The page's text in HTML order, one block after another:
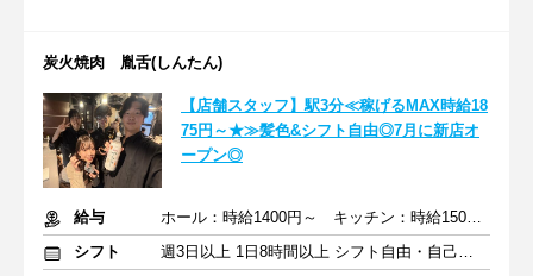
炭火焼肉 胤舌(しんたん)
【店舗スタッフ】駅3分≪稼げるMAX時給18
75円～★≫髪色&シフト自由◎7月に新店オ
ープン◎
給与
ホール：時給1400円～ キッチン：時給1500円～ +交通費全額支給
シフト
週3日以上 1日8時間以上 シフト自由・自己申告